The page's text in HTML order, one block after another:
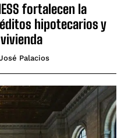
fortalecen la
hipotecarios y
Palacios